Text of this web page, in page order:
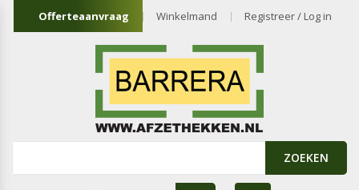
Offerteaanvraag Winkelmand Registreer / Log in
ZOEKEN